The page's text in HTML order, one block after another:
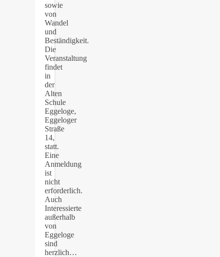
sowie
von
Wandel
und
Beständigkeit.
Die
Veranstaltung
findet
in
der
Alten
Schule
Eggeloge,
Eggeloger
Straße
14,
statt.
Eine
Anmeldung
ist
nicht
erforderlich.
Auch
Interessierte
außerhalb
von
Eggeloge
sind
herzlich…